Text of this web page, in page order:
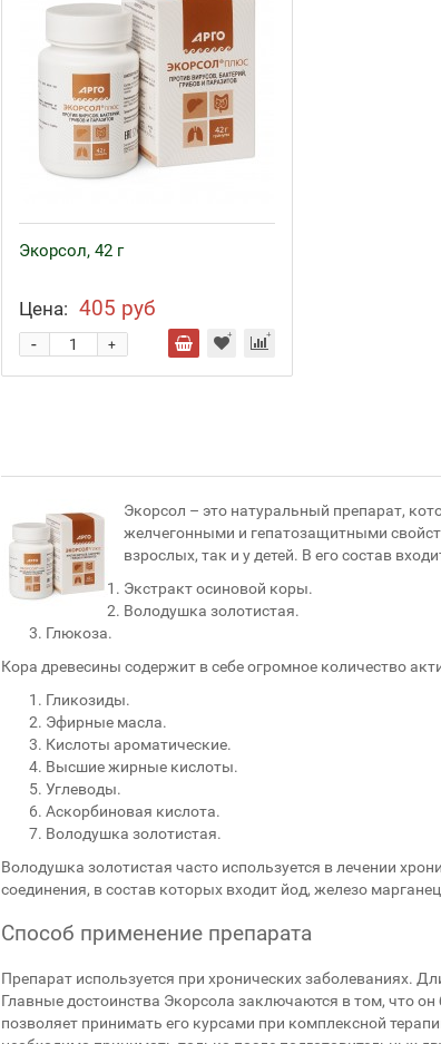
Экорсол, 42 г
Цена: 405 руб
+
-
Экорсол – это натуральный препарат,
желчегонными и гепатозащитными
взрослых, так и у детей. В его состав
Экстракт осиновой коры.
Володушка золотистая.
Глюкоза.
Кора древесины содержит в себе огромное количество
Гликозиды.
Эфирные масла.
Кислоты ароматические.
Высшие жирные кислоты.
Углеводы.
Аскорбиновая кислота.
Володушка золотистая.
Володушка золотистая часто используется в лечении
соединения, в состав которых входит йод, железо
Способ применение препарата
Препарат используется при хронических заболеваниях.
Главные достоинства Экорсола заключаются в том, что
позволяет принимать его курсами при комплексной